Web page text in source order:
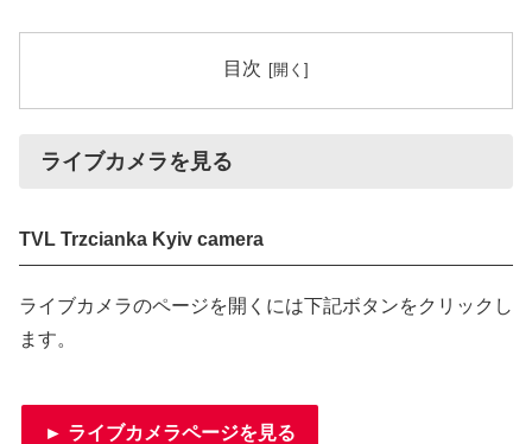
目次
ライブカメラを見る
TVL Trzcianka Kyiv camera
ライブカメラのページを開くには下記ボタンをクリックし
ます。
► ライブカメラページを見る